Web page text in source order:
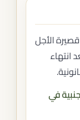
الأجل
انتهاء
في